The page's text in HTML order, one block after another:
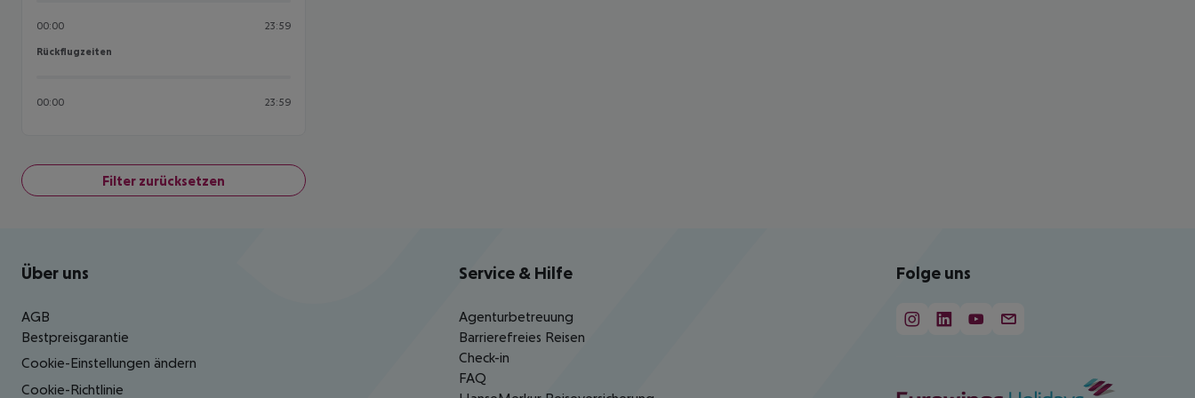
00:00 23:59
Rückflugzeiten
Rückflugzeiten
00:00 23:59
Filter zurücksetzen
Footer navigation
Über uns
AGB
Bestpreisgarantie
Cookie-Einstellungen ändern
Cookie-Richtlinie
Service & Hilfe
Agenturbetreuung
Barrierefreies Reisen
Check-in
FAQ
Folge uns